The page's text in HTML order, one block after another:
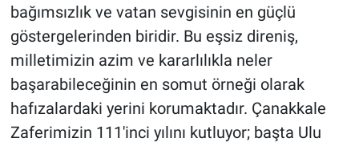
bağımsızlık ve vatan sevgisinin en güçlü
göstergelerinden biridir. Bu eşsiz direniş,
milletimizin azim ve kararlılıkla neler
başarabileceğinin en somut örneği olarak
hafızalardaki yerini korumaktadır. Çanakkale
Zaferimizin 111'inci yılını kutluyor; başta Ulu